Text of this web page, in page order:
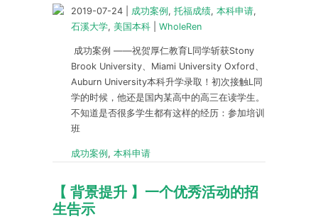
2019-07-24 成功案例, 托福成绩, 本科申请,
石溪大学, 美国本科 WholeRen
成功案例 ——祝贺厚仁教育L同学斩获Stony
Brook University、Miami University Oxford、
Auburn University本科升学录取！初次接触L同
学的时候，他还是国内某高中的高三在读学生。
不知道是否很多学生都有这样的经历：参加培训
班
成功案例 , 本科申请
【 背景提升 】一个优秀活动的招
生告示